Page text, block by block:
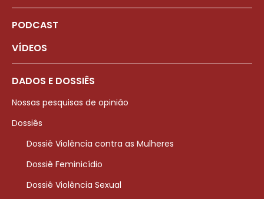
PODCAST
VÍDEOS
DADOS E DOSSIÊS
Nossas pesquisas de opinião
Dossiês
Dossiê Violência contra as Mulheres
Dossiê Feminicídio
Dossiê Violência Sexual